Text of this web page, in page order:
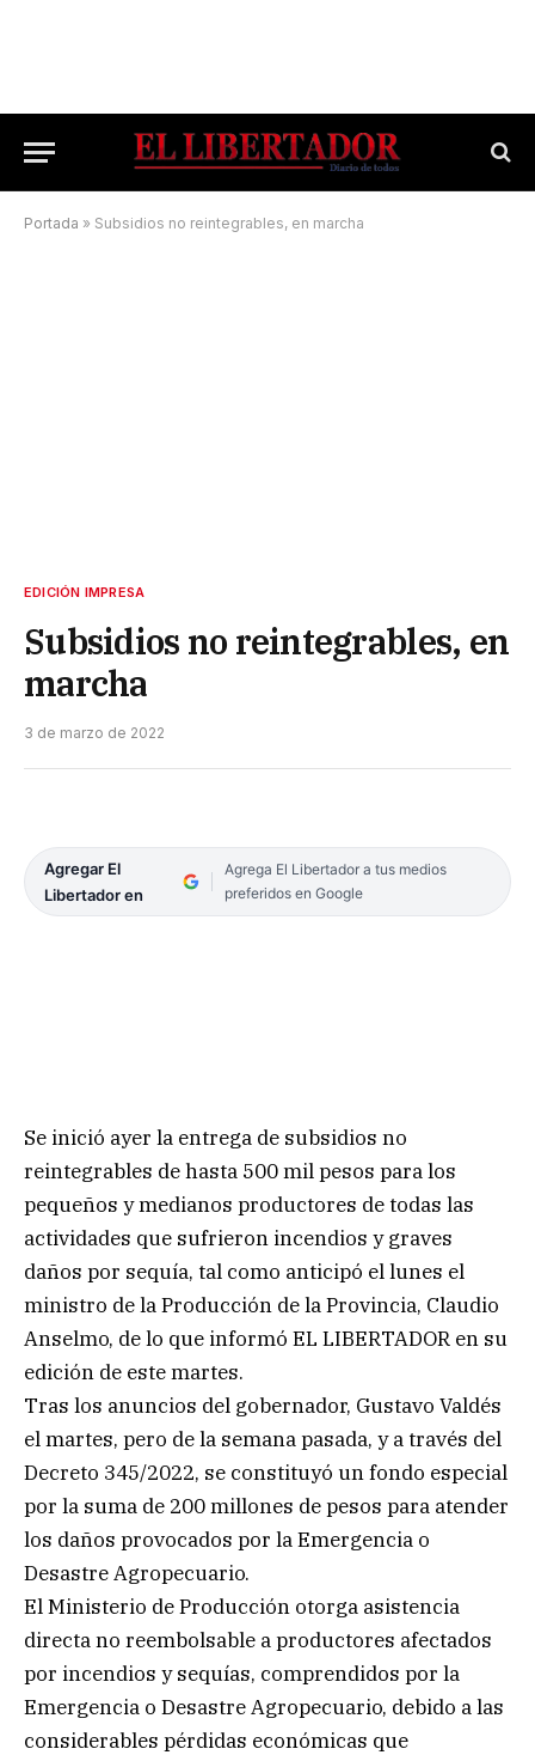
Portada » Subsidios no reintegrables, en marcha
EDICIÓN IMPRESA
Subsidios no reintegrables, en
marcha
3 de marzo de 2022
Agregar El
Libertador en
Agrega El Libertador a tus medios
preferidos en Google
Se inició ayer la entrega de subsidios no
reintegrables de hasta 500 mil pesos para los
pequeños y medianos productores de todas las
actividades que sufrieron incendios y graves
daños por sequía, tal como anticipó el lunes el
ministro de la Producción de la Provincia, Claudio
Anselmo, de lo que informó EL LIBERTADOR en su
edición de este martes.
Tras los anuncios del gobernador, Gustavo Valdés
el martes, pero de la semana pasada, y a través del
Decreto 345/2022, se constituyó un fondo especial
por la suma de 200 millones de pesos para atender
los daños provocados por la Emergencia o
Desastre Agropecuario.
El Ministerio de Producción otorga asistencia
directa no reembolsable a productores afectados
por incendios y sequías, comprendidos por la
Emergencia o Desastre Agropecuario, debido a las
considerables pérdidas económicas que